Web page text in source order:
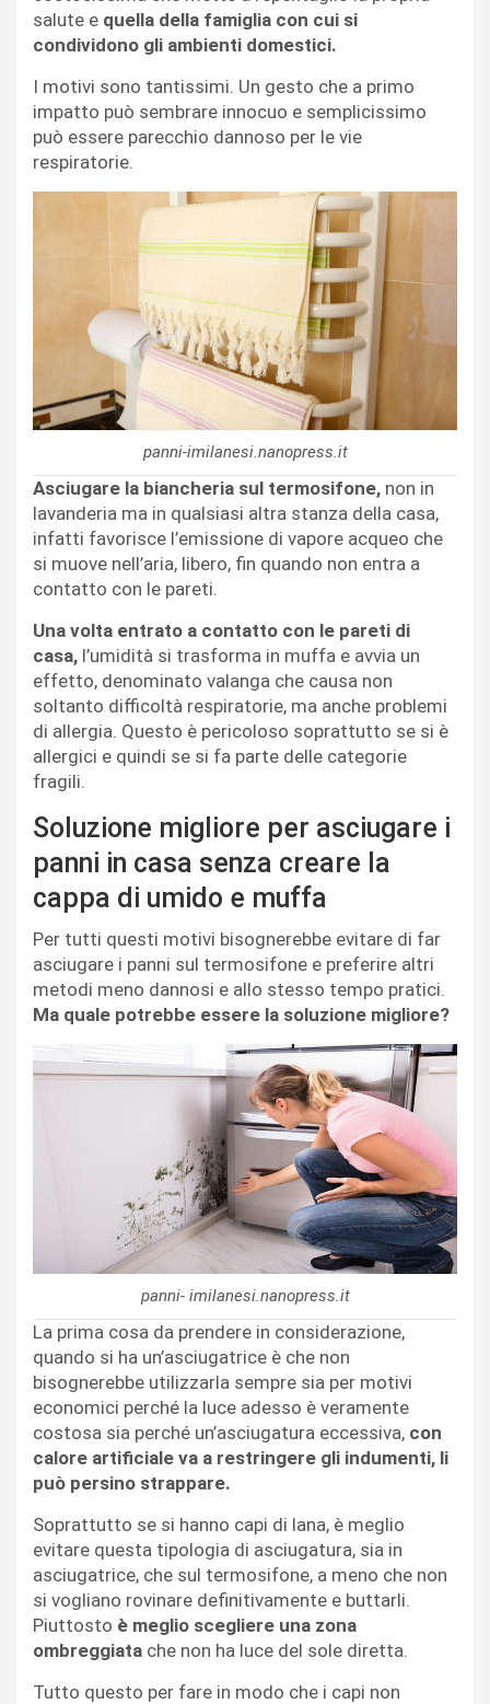
salute e quella della famiglia con cui si
condividono gli ambienti domestici.
I motivi sono tantissimi. Un gesto che a primo
impatto può sembrare innocuo e semplicissimo
può essere parecchio dannoso per le vie
respiratorie.
panni-imilanesi.nanopress.it
Asciugare la biancheria sul termosifone, non in
lavanderia ma in qualsiasi altra stanza della casa,
infatti favorisce l’emissione di vapore acqueo che
si muove nell’aria, libero, fin quando non entra a
contatto con le pareti.
Una volta entrato a contatto con le pareti di
casa, l’umidità si trasforma in muffa e avvia un
effetto, denominato valanga che causa non
soltanto difficoltà respiratorie, ma anche problemi
di allergia. Questo è pericoloso soprattutto se si è
allergici e quindi se si fa parte delle categorie
fragili.
Soluzione migliore per asciugare i
panni in casa senza creare la
cappa di umido e muffa
Per tutti questi motivi bisognerebbe evitare di far
asciugare i panni sul termosifone e preferire altri
metodi meno dannosi e allo stesso tempo pratici.
Ma quale potrebbe essere la soluzione migliore?
panni- imilanesi.nanopress.it
La prima cosa da prendere in considerazione,
quando si ha un’asciugatrice è che non
bisognerebbe utilizzarla sempre sia per motivi
economici perché la luce adesso è veramente
costosa sia perché un’asciugatura eccessiva, con
calore artificiale va a restringere gli indumenti, li
può persino strappare.
Soprattutto se si hanno capi di lana, è meglio
evitare questa tipologia di asciugatura, sia in
asciugatrice, che sul termosifone, a meno che non
si vogliano rovinare definitivamente e buttarli.
Piuttosto è meglio scegliere una zona
ombreggiata che non ha luce del sole diretta.
Tutto questo per fare in modo che i capi non